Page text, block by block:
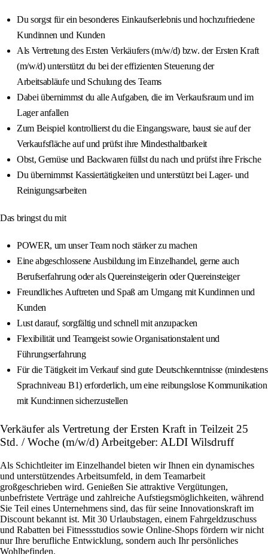
Du sorgst für ein besonderes Einkaufserlebnis und hochzufriedene
Kundinnen und Kunden
Als Vertretung des Ersten Verkäufers (m/w/d) bzw. der Ersten Kraft
(m/w/d) unterstützt du bei der effizienten Steuerung der
Arbeitsabläufe und Schulung des Teams
Dabei übernimmst du alle Aufgaben, die im Verkaufsraum und im
Lager anfallen
Zum Beispiel kontrollierst du die Eingangsware, baust sie auf der
Verkaufsfläche auf und prüfst ihre Mindesthaltbarkeit
Obst, Gemüse und Backwaren füllst du nach und prüfst ihre Frische
Du übernimmst Kassiertätigkeiten und unterstützt bei Lager- und
Reinigungsarbeiten
Das bringst du mit
POWER, um unser Team noch stärker zu machen
Eine abgeschlossene Ausbildung im Einzelhandel, gerne auch
Berufserfahrung oder als Quereinsteigerin oder Quereinsteiger
Freundliches Auftreten und Spaß am Umgang mit Kundinnen und
Kunden
Lust darauf, sorgfältig und schnell mit anzupacken
Flexibilität und Teamgeist sowie Organisationstalent und
Führungserfahrung
Für die Tätigkeit im Verkauf sind gute Deutschkenntnisse (mindestens
Sprachniveau B1) erforderlich, um eine reibungslose Kommunikation
mit Kund:innen sicherzustellen
Verkäufer als Vertretung der Ersten Kraft in Teilzeit 25
Std. / Woche (m/w/d) Arbeitgeber: ALDI Wilsdruff
Als Schichtleiter im Einzelhandel bieten wir Ihnen ein dynamisches
und unterstützendes Arbeitsumfeld, in dem Teamarbeit
großgeschrieben wird. Genießen Sie attraktive Vergütungen,
unbefristete Verträge und zahlreiche Aufstiegsmöglichkeiten, während
Sie Teil eines Unternehmens sind, das für seine Innovationskraft im
Discount bekannt ist. Mit 30 Urlaubstagen, einem Fahrgeldzuschuss
und Rabatten bei Fitnessstudios sowie Online-Shops fördern wir nicht
nur Ihre berufliche Entwicklung, sondern auch Ihr persönliches
Wohlbefinden.